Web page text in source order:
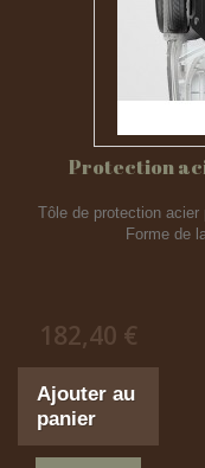
Protection
Tôle de protection
Forme de
182,40 €
Ajouter au
panier